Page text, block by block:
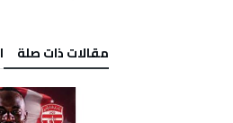
‫مقالات ذات صلة‬